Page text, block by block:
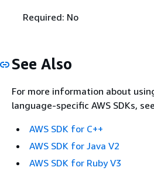
Required: No
See Also
For more information about
language-specific AWS SDKs,
AWS SDK for C++
AWS SDK for Java V2
AWS SDK for Ruby V3